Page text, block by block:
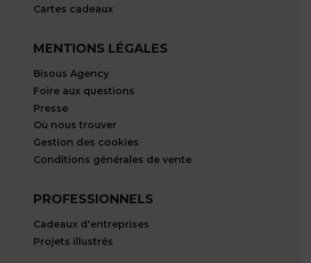
Cartes cadeaux
MENTIONS LÉGALES
Bisous Agency
Foire aux questions
Presse
Où nous trouver
Gestion des cookies
Conditions générales de vente
PROFESSIONNELS
Cadeaux d'entreprises
Projets illustrés